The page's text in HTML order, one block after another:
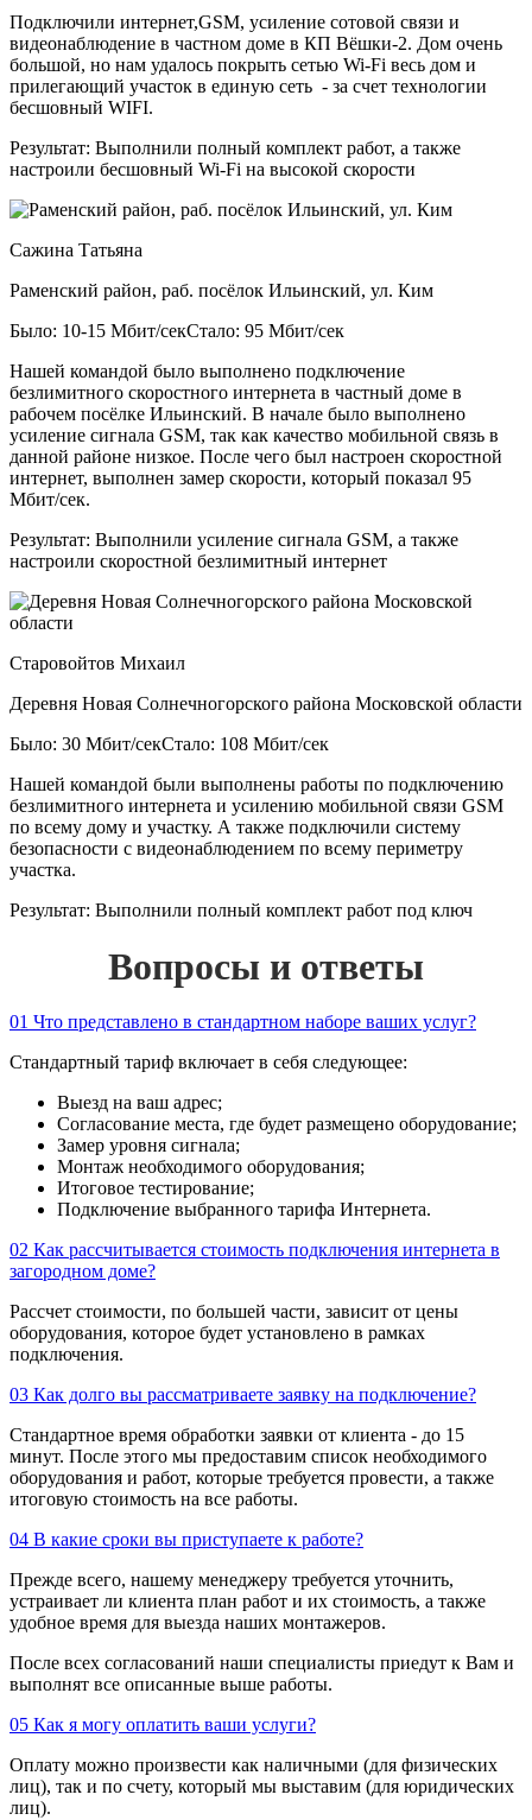
Подключили интернет,GSM, усиление сотовой связи и
видеонаблюдение в частном доме в КП Вёшки-2. Дом очень
большой, но нам удалось покрыть сетью Wi-Fi весь дом и
прилегающий участок в единую сеть - за счет технологии
бесшовный WIFI.
Результат: Выполнили полный комплект работ, а также
настроили бесшовный Wi-Fi на высокой скорости
Сажина Татьяна
Раменский район, раб. посёлок Ильинский, ул. Ким
Было: 10-15 Мбит/секСтало: 95 Мбит/сек
Нашей командой было выполнено подключение
безлимитного скоростного интернета в частный доме в
рабочем посёлке Ильинский. В начале было выполнено
усиление сигнала GSM, так как качество мобильной связь в
данной районе низкое. После чего был настроен скоростной
интернет, выполнен замер скорости, который показал 95
Мбит/сек.
Результат: Выполнили усиление сигнала GSM, а также
настроили скоростной безлимитный интернет
Старовойтов Михаил
Деревня Новая Солнечногорского района Московской области
Было: 30 Мбит/секСтало: 108 Мбит/сек
Нашей командой были выполнены работы по подключению
безлимитного интернета и усилению мобильной связи GSM
по всему дому и участку. А также подключили систему
безопасности с видеонаблюдением по всему периметру
участка.
Результат: Выполнили полный комплект работ под ключ
Вопросы и ответы
01 Что представлено в стандартном наборе ваших услуг?
Стандартный тариф включает в себя следующее:
Выезд на ваш адрес;
Согласование места, где будет размещено оборудование;
Замер уровня сигнала;
Монтаж необходимого оборудования;
Итоговое тестирование;
Подключение выбранного тарифа Интернета.
02 Как рассчитывается стоимость подключения интернета в
загородном доме?
Рассчет стоимости, по большей части, зависит от цены
оборудования, которое будет установлено в рамках
подключения.
03 Как долго вы рассматриваете заявку на подключение?
Стандартное время обработки заявки от клиента - до 15
минут. После этого мы предоставим список необходимого
оборудования и работ, которые требуется провести, а также
итоговую стоимость на все работы.
04 В какие сроки вы приступаете к работе?
Прежде всего, нашему менеджеру требуется уточнить,
устраивает ли клиента план работ и их стоимость, а также
удобное время для выезда наших монтажеров.
После всех согласований наши специалисты приедут к Вам и
выполнят все описанные выше работы.
05 Как я могу оплатить ваши услуги?
Оплату можно произвести как наличными (для физических
лиц), так и по счету, который мы выставим (для юридических
лиц).